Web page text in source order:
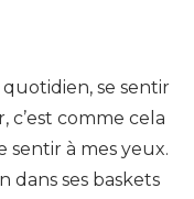
se sentir
comme cela
sentir à mes yeux.
dans ses baskets